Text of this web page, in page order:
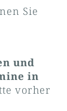
Sie
und
in
vorher